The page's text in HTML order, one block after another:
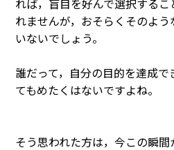
れば，盲目を好んで選択する
れませんが，おそらくそのよ
いないでしょう。
誰だって，自分の目的を達成
てもめたくはないですよね。
そう思われた方は，今この瞬間